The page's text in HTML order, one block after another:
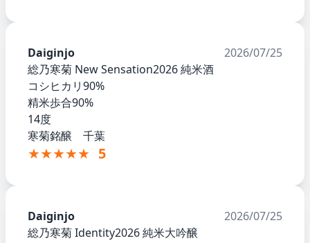
Daiginjo
2026/07/25
総乃寒菊 New Sensation2026 純米酒
コシヒカリ90%
精米歩合90%
14度
寒菊銘醸 千葉
★★★★★ 5
Daiginjo
2026/07/25
総乃寒菊 Identity2026 純米大吟醸